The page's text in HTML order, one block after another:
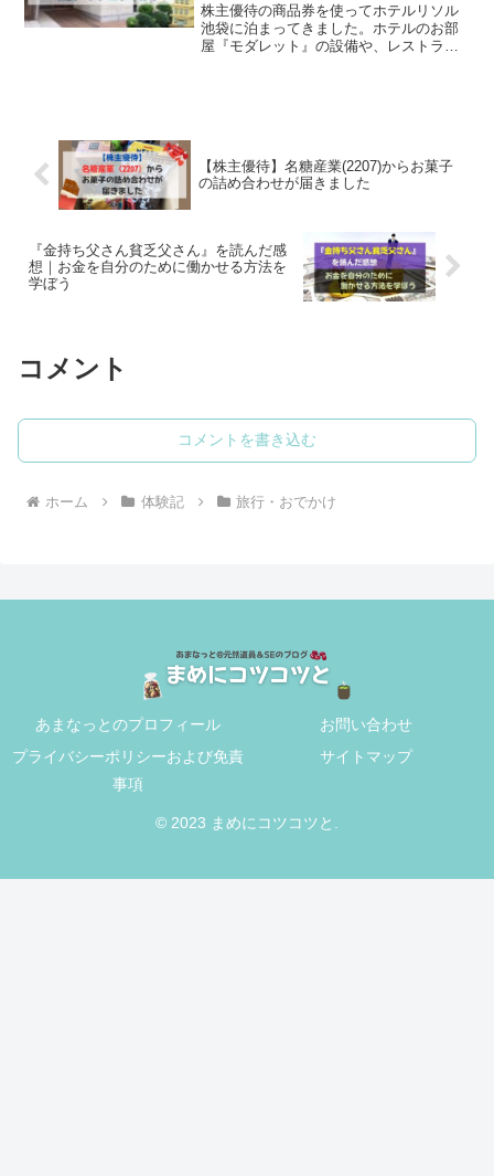
株主優待の商品券を使ってホテルリソル
池袋に泊まってきました。ホテルのお部
屋『モダレット』の設備や、レストラン
【株主優待】名糖産業(2207)からお菓子
の詰め合わせが届きました
『金持ち父さん貧乏父さん』を読んだ感
想｜お金を自分のために働かせる方法を
学ぼう
コメント
コメントを書き込む
ホーム 体験記 旅行・おでかけ
あまなっとのプロフィール
お問い合わせ
プライバシーポリシーおよび免責
事項
サイトマップ
© 2023 まめにコツコツと.